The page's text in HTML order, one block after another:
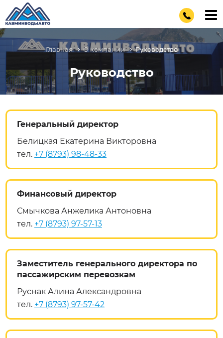
Главная О компании Руководство
Руководство
Генеральный директор
Белицкая Екатерина Викторовна
тел. +7 (8793) 98-48-33
Финансовый директор
Смычкова Анжелика Антоновна
тел. +7 (8793) 97-57-13
Заместитель генерального директора по
пассажирским перевозкам
Руснак Алина Александровна
тел. +7 (8793) 97-57-42